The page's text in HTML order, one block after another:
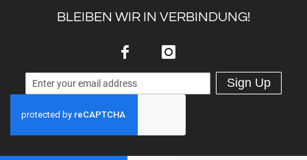
BLEIBEN WIR IN VERBINDUNG!
Sign Up